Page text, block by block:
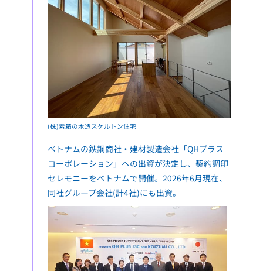
(株)素箱の木造スケルトン住宅
ベトナムの鉄鋼商社・建材製造会社「QHプラス
コーポレーション」への出資が決定し、契約調印
セレモニーをベトナムで開催。2026年6月現在、
同社グループ会社(計4社)にも出資。